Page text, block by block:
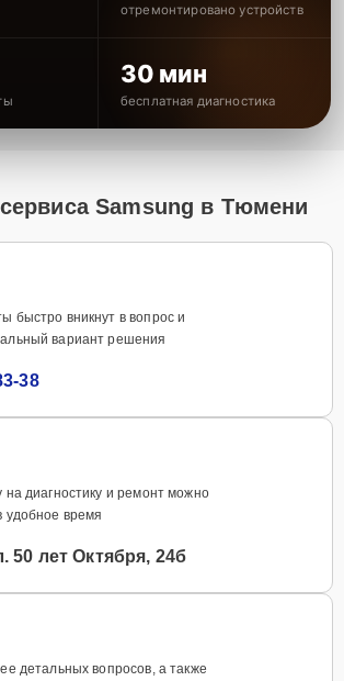
отремонтировано устройств
30 мин
бесплатная диагностика
Samsung в Тюмени
быстро вникнут в вопрос и
вариант решения
38
на диагностику и ремонт можно
удобное время
50 лет Октября, 24б
детальных вопросов, а также